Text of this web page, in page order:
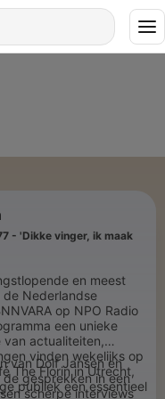
- 'Dikke vinger, ik maak
en meest
de Nederlandse
op NPO Radio
een unieke
actualiteiten,
vinden wekelijks op
The Florin in Utrecht,
publiek een essentieel
van Dolf Jansen en
de gesprekken in een
scherpe interviews